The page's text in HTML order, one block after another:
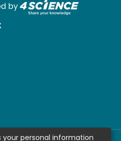
by
personal information